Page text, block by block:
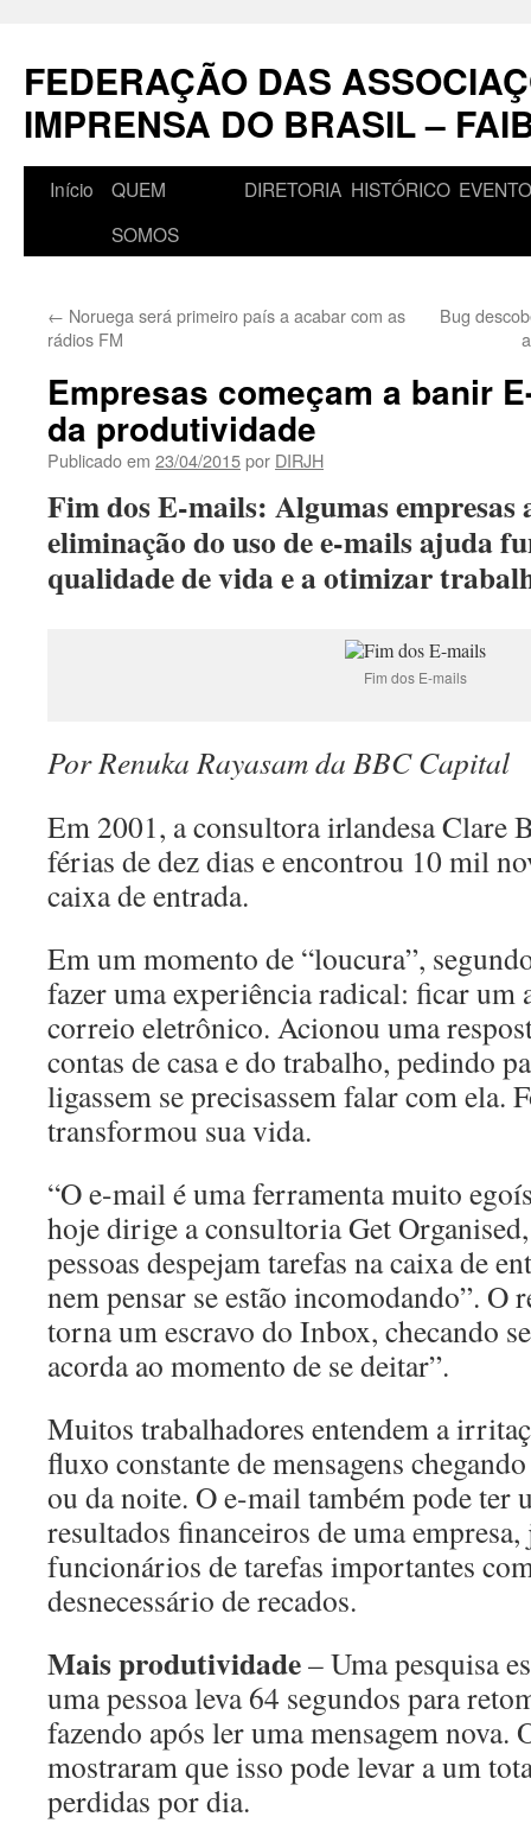
conteúdo
FEDERAÇÃO DAS
IMPRENSA DO BRASIL –
Início
QUEM
SOMOS
DIRETORIA HISTÓRICO
← Noruega será primeiro país a acabar com as
rádios FM
Bug
Empresas começam a banir
da produtividade
Publicado em 23/04/2015por DIRJH
Fim dos E-mails: Algumas empresas
eliminação do uso de e-mails ajuda
qualidade de vida e a otimizar
Fim dos E-mails
Por Renuka Rayasam da BBC Capital
Em 2001, a consultora irlandesa Clare
férias de dez dias e encontrou 10 mil
caixa de entrada.
Em um momento de “loucura”,
fazer uma experiência radical: ficar um
correio eletrônico. Acionou uma
contas de casa e do trabalho, pedindo
ligassem se precisassem falar com ela.
transformou sua vida.
“O e-mail é uma ferramenta muito
hoje dirige a consultoria Get
pessoas despejam tarefas na caixa de
nem pensar se estão incomodando”. O
torna um escravo do Inbox, checando
acorda ao momento de se deitar”.
Muitos trabalhadores entendem a
fluxo constante de mensagens
ou da noite. O e-mail também pode ter
resultados financeiros de uma
funcionários de tarefas importantes
desnecessário de recados.
Mais produtividade– Uma pesquisa
uma pessoa leva 64 segundos para
fazendo após ler uma mensagem nova.
mostraram que isso pode levar a um
perdidas por dia.